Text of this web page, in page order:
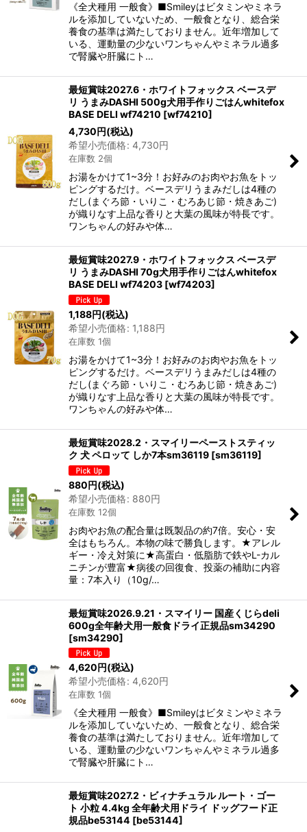
《全犬種用 一般食》■Smileyはビタミンやミネラ
ルを添加していないため、一般食となり、総合栄
養食の基準は満たしておりません。近年増加して
いる、運動量の少ないワンちゃんやミネラル過多
で腎臓や肝臓にト…
最短賞味2027.6・ホワイトフォックス ベースデ
リ うまみDASHI 500g犬用手作りごはんwhitefox
BASE DELI wf74210 [wf74210]
4,730円(税込)
希望小売価格: 4,730円
在庫数 2個
お湯をかけて1~3分！お好みのお肉やお魚をトッ
ピングするだけ。ベースデリうまみだしは4種の
だし(まぐろ節・いりこ・むろあじ節・焼きあご)
が織りなす上品な香りと大葉の風味が特長です。
ワンちゃんの好みや体…
最短賞味2027.9・ホワイトフォックス ベースデ
リ うまみDASHI 70g犬用手作りごはんwhitefox
BASE DELI wf74203 [wf74203]
1,188円(税込)
希望小売価格: 1,188円
在庫数 1個
お湯をかけて1~3分！お好みのお肉やお魚をトッ
ピングするだけ。ベースデリうまみだしは4種の
だし(まぐろ節・いりこ・むろあじ節・焼きあご)
が織りなす上品な香りと大葉の風味が特長です。
ワンちゃんの好みや体…
最短賞味2028.2・スマイリーペーストスティッ
ク 犬 ペロッて しか7本sm36119 [sm36119]
880円(税込)
希望小売価格: 880円
在庫数 12個
お肉やお魚の配合量は既製品の約7倍。安心・安
全はもちろん。本物の味で勝負します。★アレル
ギー・冷え対策に★高蛋白・低脂肪で鉄やL-カル
ニチンが豊富★病後の回復食、投薬の補助に内容
量：7本入り（10g/…
最短賞味2026.9.21・スマイリー 国産くじらdeli
600g全年齢犬用一般食ドライ正規品sm34290
[sm34290]
4,620円(税込)
希望小売価格: 4,620円
在庫数 1個
《全犬種用 一般食》■Smileyはビタミンやミネラ
ルを添加していないため、一般食となり、総合栄
養食の基準は満たしておりません。近年増加して
いる、運動量の少ないワンちゃんやミネラル過多
で腎臓や肝臓にト…
最短賞味2027.2・ビィナチュラル ルート・ゴー
ト 小粒 4.4kg 全年齢犬用ドライ ドッグフード正
規品be53144 [be53144]